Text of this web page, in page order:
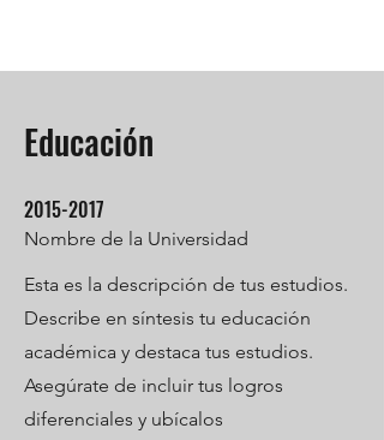
Educación
2015-2017
Nombre de la Universidad
Esta es la descripción de tus estudios.
Describe en síntesis tu educación
académica y destaca tus estudios.
Asegúrate de incluir tus logros
diferenciales y ubícalos